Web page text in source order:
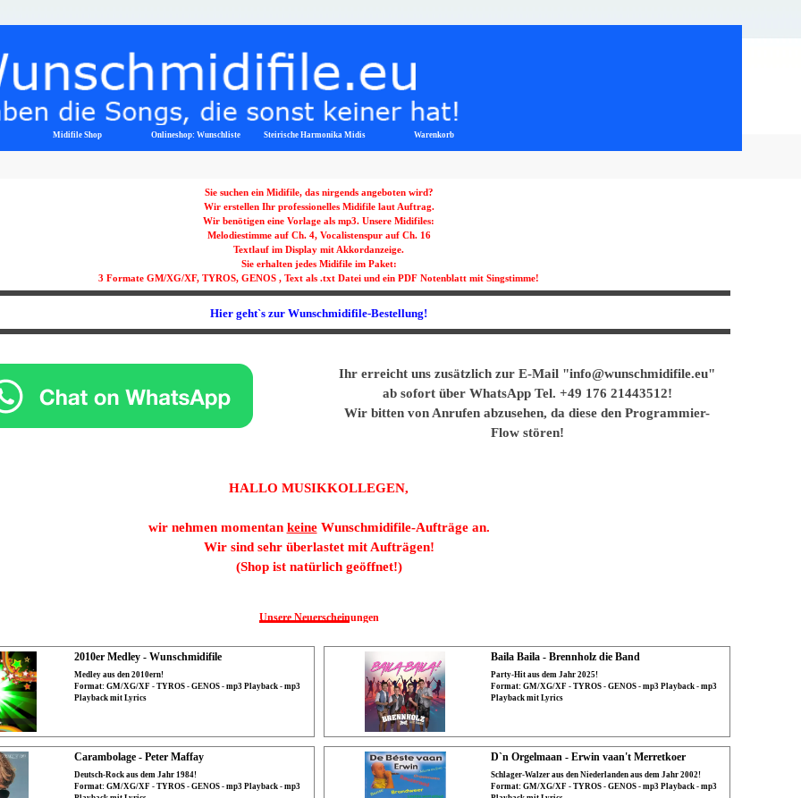
Menü überspringen
Midifile Shop ▼
Onlineshop: Wunschliste Steirische Harmonika Midis ▼
Warenkorb
Sie suchen ein Midifile, das nirgends angeboten wird?
Wir erstellen Ihr professionelles Midifile laut Auftrag.
Wir benötigen eine Vorlage als mp3. Unsere Midifiles:
Melodiestimme auf Ch. 4, Vocalistenspur auf Ch. 16
Textlauf im Display mit Akkordanzeige.
Sie erhalten jedes Midifile im Paket:
3 Formate GM/XG/XF, TYROS, GENOS , Text als .txt Datei und ein PDF Notenblatt mit Singstimme!
Hier geht`s zur Wunschmidifile-Bestellung!
Ihr erreicht uns zusätzlich zur E-Mail "info@wunschmidifile.eu"
ab sofort über WhatsApp Tel. +49 176 21443512!
Wir bitten von Anrufen abzusehen, da diese den Programmier-
Flow stören!
HALLO MUSIKKOLLEGEN,
wir nehmen momentan keineWunschmidifile-Aufträge an.
Wir sind sehr überlastet mit Aufträgen!
(Shop ist natürlich geöffnet!)
Unsere Neuerscheinungen
2010er Medley - Wunschmidifile
Medley aus den 2010ern!
Format: GM/XG/XF - TYROS - GENOS - mp3 Playback - mp3
Playback mit Lyrics
Baila Baila - Brennholz die Band
Party-Hit aus dem Jahr 2025!
Format: GM/XG/XF - TYROS - GENOS - mp3 Playback - mp3
Playback mit Lyrics
Carambolage - Peter Maffay
Deutsch-Rock aus dem Jahr 1984!
Format: GM/XG/XF - TYROS - GENOS - mp3 Playback - mp3
D`n Orgelmaan - Erwin vaan't Merretkoer
Schlager-Walzer aus den Niederlanden aus dem Jahr 2002!
Format: GM/XG/XF - TYROS - GENOS - mp3 Playback - mp3